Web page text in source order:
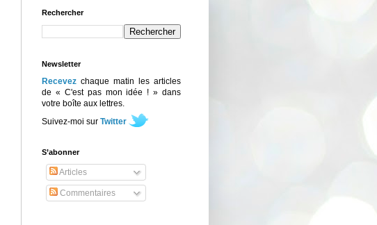
Rechercher
Newsletter
Recevez chaque matin les articles
de « C'est pas mon idée ! » dans
votre boîte aux lettres.
Suivez-moi sur Twitter
S’abonner
Articles
Commentaires